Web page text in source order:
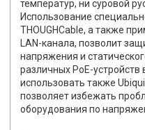
температур, ни суровой
Использование
THOUGHCable, а также
LAN-канала, позволит
напряжения и
различных PoE-устройств
использовать также
позволяет избежать
оборудования по